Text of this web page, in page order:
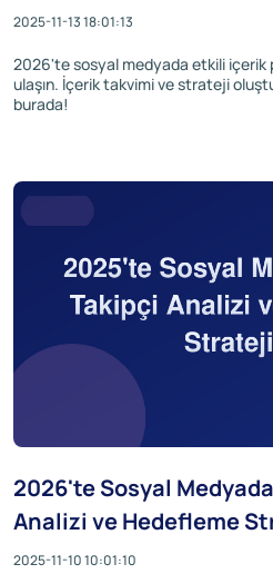
2025-11-13 18:01:13
2026'te sosyal medyada etkili içerik
ulaşın. İçerik takvimi ve strateji
burada!
2026'te Sosyal
Analizi ve Hedefleme
2025-11-10 10:01:10